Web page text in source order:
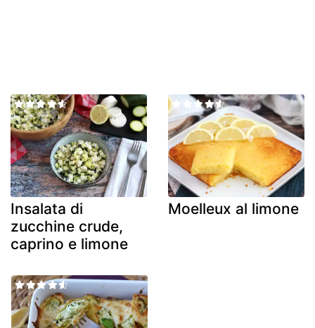
Insalata di
zucchine crude,
caprino e limone
Moelleux al limone